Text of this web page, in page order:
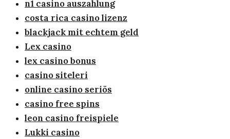
n1 casino auszahlung
costa rica casino lizenz
blackjack mit echtem geld
Lex casino
lex casino bonus
casino siteleri
online casino seriös
casino free spins
leon casino freispiele
Lukki casino